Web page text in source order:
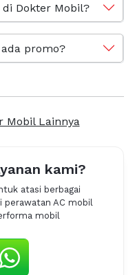
Dokter Mobil?
promo?
Mobil Lainnya
kami?
atasi berbagai
perawatan AC mobil
mobil